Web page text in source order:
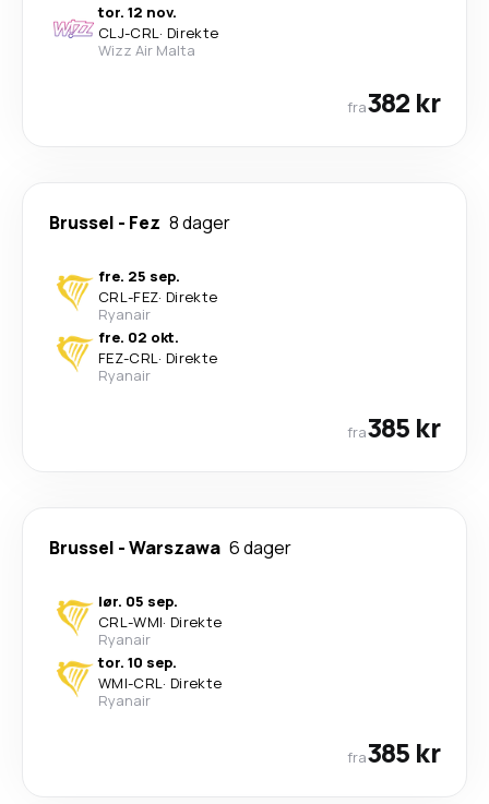
tor. 12 nov.
CLJ-CRL· Direkte
Wizz Air Malta
fra382 kr
Brussel - Fez 8 dager
fre. 25 sep.
CRL-FEZ· Direkte
Ryanair
fre. 02 okt.
FEZ-CRL· Direkte
Ryanair
fra385 kr
Brussel -Warszawa 6 dager
lør. 05 sep.
CRL-WMI· Direkte
Ryanair
tor. 10 sep.
WMI-CRL· Direkte
Ryanair
fra385 kr